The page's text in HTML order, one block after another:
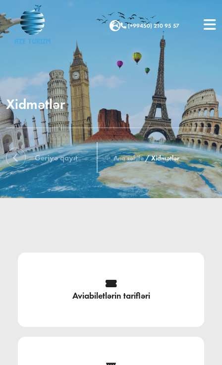
(+99450) 210 95 57
Xidmətlər
Geriyə qayıt Ana səhifə/Xidmətlər
Aviabiletlərin tarifləri